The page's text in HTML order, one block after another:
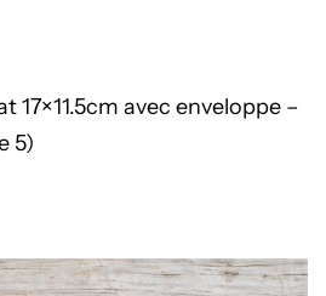
17×11.5cm avec enveloppe –
5)